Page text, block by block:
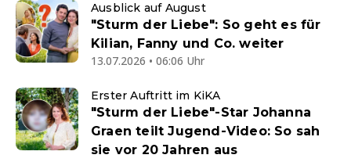
Ausblick auf August
"Sturm der Liebe": So geht es für
Kilian, Fanny und Co. weiter
13.07.2026 • 06:06 Uhr
Erster Auftritt im KiKA
"Sturm der Liebe"-Star Johanna
Graen teilt Jugend-Video: So sah
sie vor 20 Jahren aus